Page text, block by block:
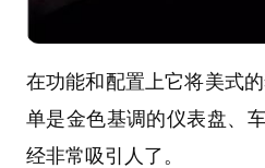
在功能和配置上它将美式
单是金色基调的仪表盘、
经非常吸引人了。